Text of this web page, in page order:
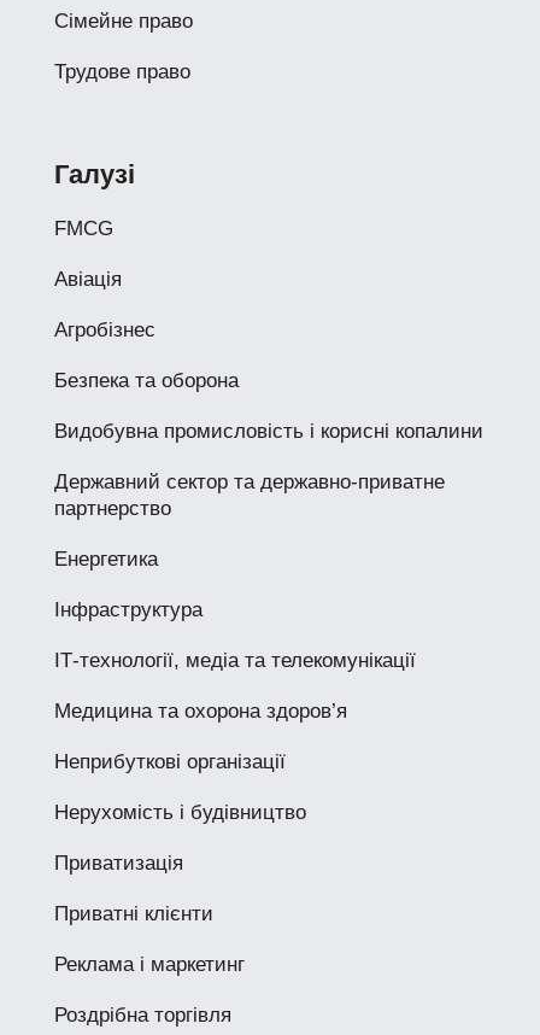
Сімейне право
Трудове право
Галузі
FMCG
Авіація
Агробізнес
Безпека та оборона
Видобувна промисловість і корисні копалини
Державний сектор та державно-приватне
партнерство
Енергетика
Інфраструктура
ІТ-технології, медіа та телекомунікації
Медицина та охорона здоров’я
Неприбуткові організації
Нерухомість і будівництво
Приватизація
Приватні клієнти
Реклама і маркетинг
Роздрібна торгівля